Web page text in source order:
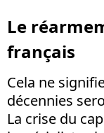
Le
français
Cela ne
décennies
La crise du